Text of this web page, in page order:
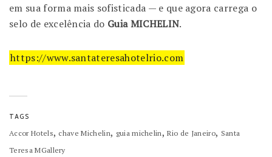
em sua forma mais sofisticada — e que agora carrega o
selo de excelência do Guia MICHELIN.
https://www.santateresahotelrio.com
TAGS
Accor Hotels, chave Michelin, guia michelin,Rio de Janeiro, Santa
Teresa MGallery